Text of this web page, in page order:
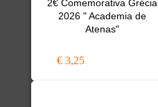
2€ Comemorativa Grécia
2026 " Academia de
Atenas"
€ 3,25